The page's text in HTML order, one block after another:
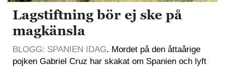
Lagstiftning bör ej ske på
magkänsla
BLOGG: SPANIEN IDAG. Mordet på den åttaårige
pojken Gabriel Cruz har skakat om Spanien och lyft